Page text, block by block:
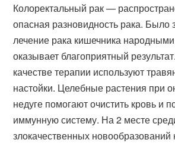
Колоректальный рак —
опасная разновидность рака. Было
лечение рака кишечника
оказывает благоприятный
качестве терапии используют
настойки. Целебные растения при
недуге помогают очистить кровь и
иммунную систему. На 2 месте
злокачественных новообразований